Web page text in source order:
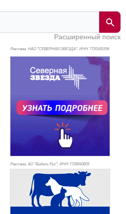
Расширенный поиск
Реклама. НАО "СЕВЕРНАЯ ЗВЕЗДА", ИНН 7720185196
Реклама. АО "Видаль Рус", ИНН 7728043605